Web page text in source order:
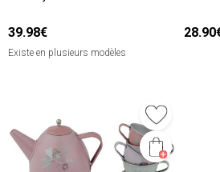
39.98€
Existe en plusieurs modèles